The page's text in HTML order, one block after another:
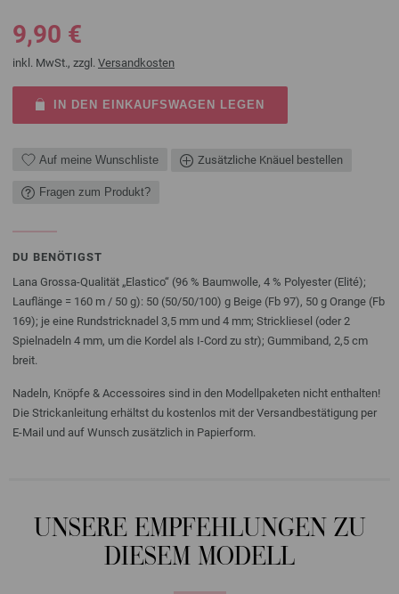
9,90 €
inkl. MwSt., zzgl. Versandkosten
IN DEN EINKAUFSWAGEN LEGEN
Auf meine Wunschliste Zusätzliche Knäuel bestellen
Fragen zum Produkt?
DU BENÖTIGST
Lana Grossa-Qualität „Elastico“ (96 % Baumwolle, 4 % Polyester (Elité);
Lauflänge = 160 m / 50 g): 50 (50/50/100) g Beige (Fb 97), 50 g Orange (Fb
169); je eine Rundstricknadel 3,5 mm und 4 mm; Strickliesel (oder 2
Spielnadeln 4 mm, um die Kordel als I-Cord zu str); Gummiband, 2,5 cm
breit.
Nadeln, Knöpfe & Accessoires sind in den Modellpaketen nicht enthalten!
Die Strickanleitung erhältst du kostenlos mit der Versandbestätigung per
E-Mail und auf Wunsch zusätzlich in Papierform.
UNSERE EMPFEHLUNGEN ZU
DIESEM MODELL